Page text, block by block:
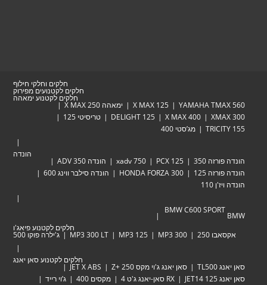
חלקים וחלקי חילוף
חלקים לקטנועים מפירוק
חלקים לקטנוע ימאהה
YAMAHA
X MAX 125
ימאהה X MAX 250
X MAX 400
DELIGHT 125
טריסיטי 125
מג’סטי 400
PCX 125
xadv 750
הונדה ADV 350
HONDA FORZA 300
הונדה סילבר ווינג 600
BMW C600
חלקים לקטנוע פיאג'ו
MP3 300
MP3 125
MP3 300 LT ג'ילרה פוקו 500
חלקים לקטנוע סאן יאנג
סאן יאנג ג'וי מקס Zּ+ 250
JET X ABS
RX סאן-יאנג ג'ט 4 מקסים 400
ג’וי רייד